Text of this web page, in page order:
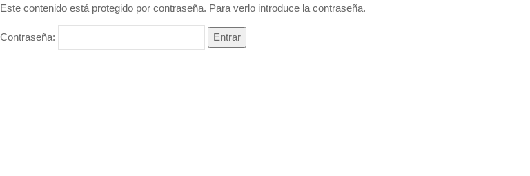
Este contenido está protegido por contraseña. Para verlo introduce la contraseña.
Contraseña: